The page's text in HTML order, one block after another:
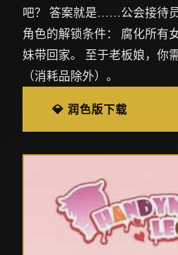
吧？ 答案就是……公会接待
角色的解锁条件： 腐化所有
妹带回家。 至于老板娘，你
（消耗品除外）。
💎 润色版下载